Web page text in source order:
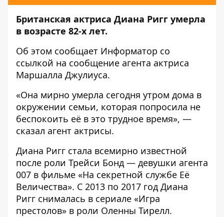
Британская актриса Диана Ригг умерла
в возрасте 82-х лет.
Об этом сообщает Информатор со
ссылкой на сообщение агента актриса
Маршалла Джулиуса.
«Она мирно умерла сегодня утром дома в
окружении семьи, которая попросила не
беспокоить её в это трудное время», —
сказал агент актрисы.
Диана Ригг стала всемирно известной
после роли Трейси Бонд — девушки агента
007 в фильме «На секретной службе Её
Величества». С 2013 по 2017 год Диана
Ригг снималась в сериале «Игра
престолов» в роли Оленны Тирелл.